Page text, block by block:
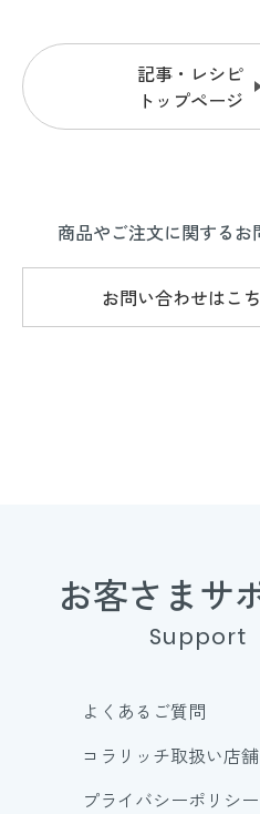
記事・レシピ
トップページ
商品やご注文に関するお
お問い合わせはこ
お客さまサ
Support
よくあるご質問
プライバシーポリシー
コラリッチ取扱い店舗